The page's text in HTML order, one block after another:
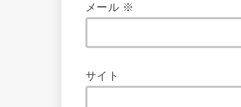
メール ※
サイト